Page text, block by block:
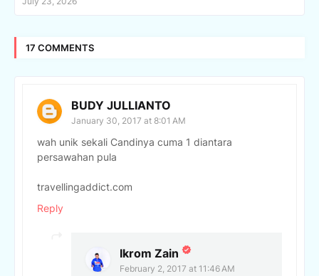
17 COMMENTS
BUDY JULLIANTO
January 30, 2017 at 8:01 AM
wah unik sekali Candinya cuma 1 diantara
persawahan pula
travellingaddict.com
Reply
Ikrom Zain
February 2, 2017 at 11:46 AM